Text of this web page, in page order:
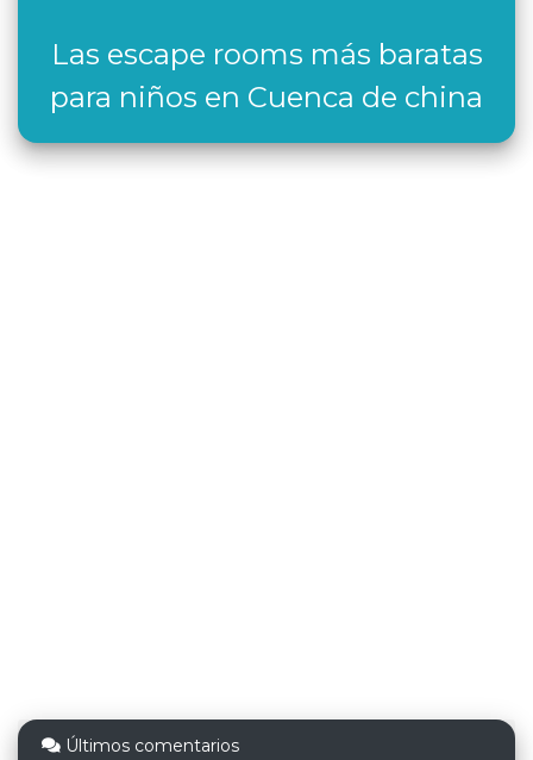
Las escape rooms más baratas
para niños en Cuenca de china
Últimos comentarios